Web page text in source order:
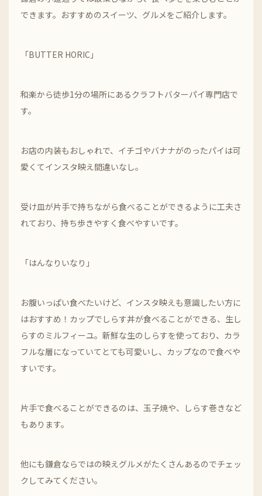
できます。おすすめのスイーツ、グルメをご紹介します。
「BUTTER HORIC」
和楽から徒歩1分の場所にあるクラフトバターパイ専門店で
す。
お店の内装もおしゃれで、イチゴやバナナがのったパイは可
愛くてインスタ映え間違いなし。
受け皿が片手で持ちながら食べることができるように工夫さ
れており、持ち歩きやすく食べやすいです。
「はんなりいなり」
お腹いっぱい食べたいけど、インスタ映えも意識したい方に
はおすすめ！カップでしらす丼が食べることができる、生し
らすのミルフィーユ。新鮮な生のしらすを使っており、カラ
フルな層になっていてとても可愛いし、カップなので食べや
すいです。
片手で食べることができるのは、玉子焼や、しらす巻きなど
もあります。
他にも鎌倉ならではの映えグルメがたくさんあるのでチェッ
クしてみてください。